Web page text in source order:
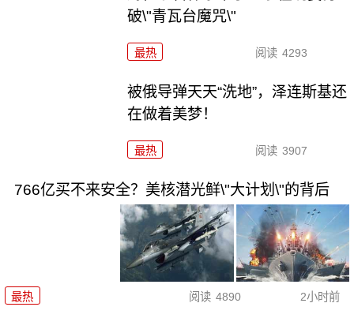
破\"青瓦台魔咒\"
最热 阅读 4293
被俄导弹天天“洗地”，泽连斯基还
在做着美梦！
最热 阅读 3907
766亿买不来安全？美核潜光鲜\"大计划\"的背后
最热 阅读 4890 2小时前